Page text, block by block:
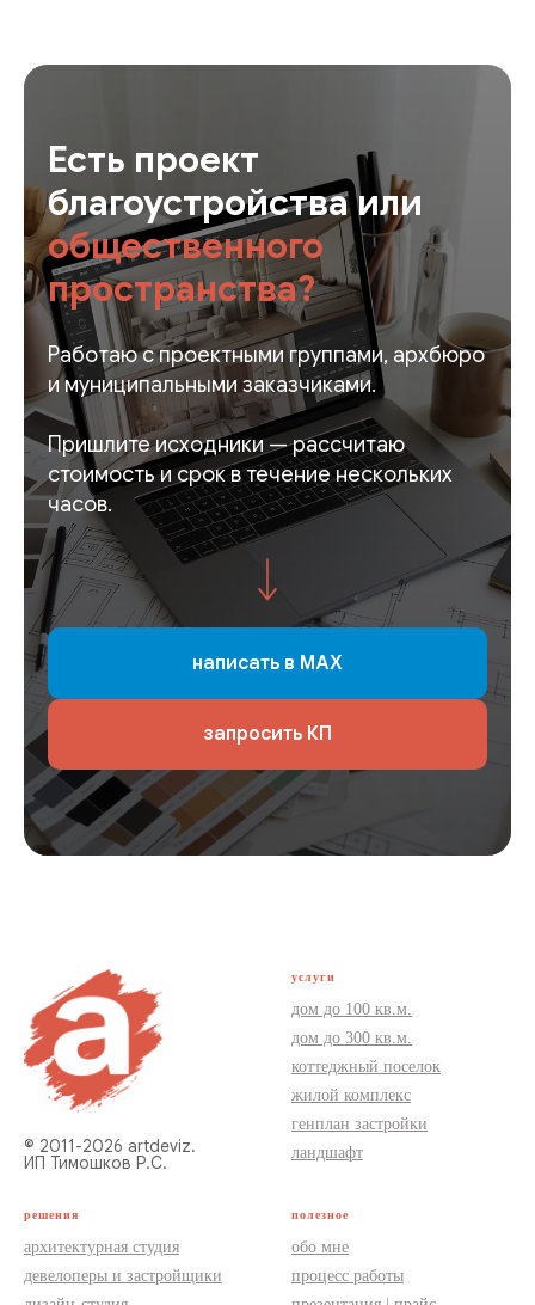
Есть проект
благоустройства или
общественного
пространства?
Работаю с проектными группами, архбюро
и муниципальными заказчиками.
Пришлите исходники — рассчитаю
стоимость и срок в течение нескольких
часов.
написать в MAX
запросить КП
© 2011-2026 artdeviz.
ИП Тимошков Р.С.
услуги
дом до 100 кв.м.
дом до 300 кв.м.
коттеджный поселок
жилой комплекс
генплан застройки
ландшафт
решения
архитектурная студия
девелоперы и застройщики
полезное
обо мне
процесс работы